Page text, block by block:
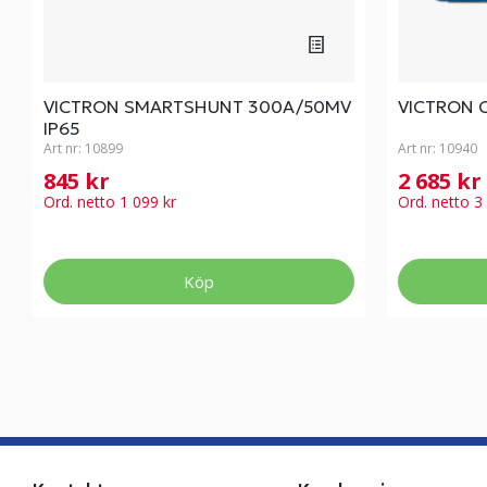
VICTRON SMARTSHUNT 300A/50MV
IP65
Art nr: 10899
845 kr
Ord. netto 1 099 kr
Köp
VICTRON
Art nr: 10940
2 685 kr
Ord. netto 3